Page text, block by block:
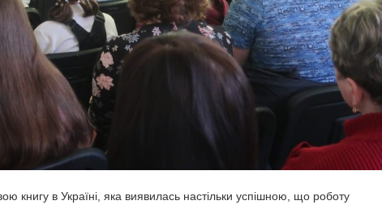
книгу в Україні, яка виявилась настільки успішною, що роботу